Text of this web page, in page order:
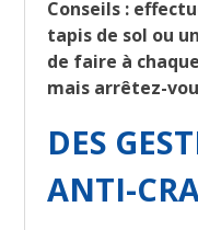
Conseils :
tapis de sol ou
de faire à
mais arrêtez-
DES
ANTI-